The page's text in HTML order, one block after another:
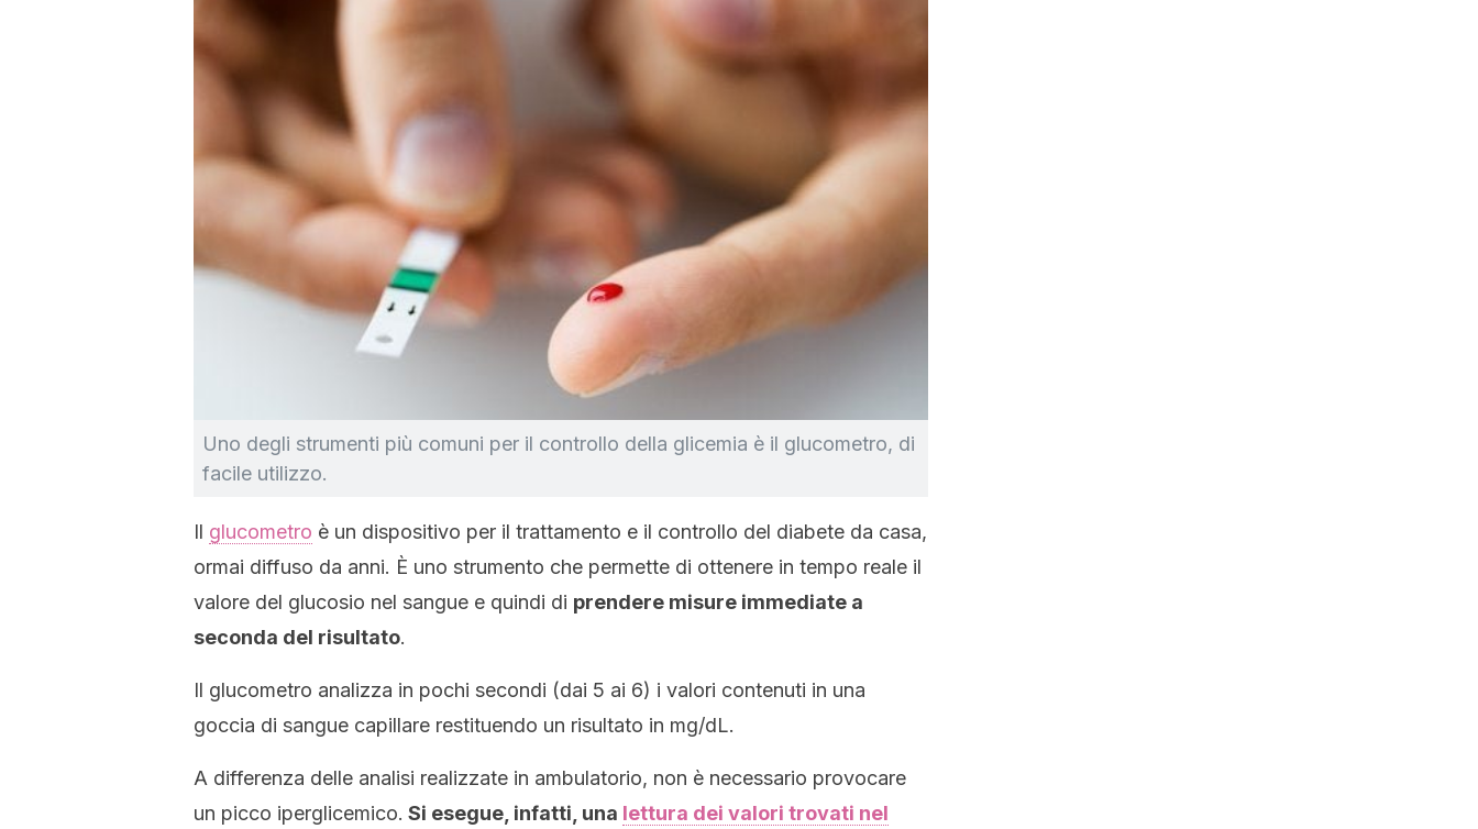
Uno degli strumenti più comuni per il controllo della glicemia è il glucometro, di
facile utilizzo.
Il glucometro è un dispositivo per il trattamento e il controllo del diabete da casa,
ormai diffuso da anni. È uno strumento che permette di ottenere in tempo reale il
valore del glucosio nel sangue e quindi di prendere misure immediate a
seconda del risultato.
Il glucometro analizza in pochi secondi (dai 5 ai 6) i valori contenuti in una
goccia di sangue capillare restituendo un risultato in mg/dL.
A differenza delle analisi realizzate in ambulatorio, non è necessario provocare
un picco iperglicemico. Si esegue, infatti, una lettura dei valori trovati nel